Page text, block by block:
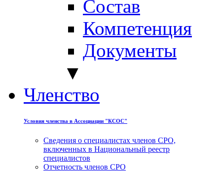
Состав
Компетенция
Документы
▼
Членство
Условия членства в Ассоциации "КСОС"
Сведения о специалистах членов СРО,
включенных в Национальный реестр
специалистов
Отчетность членов СРО